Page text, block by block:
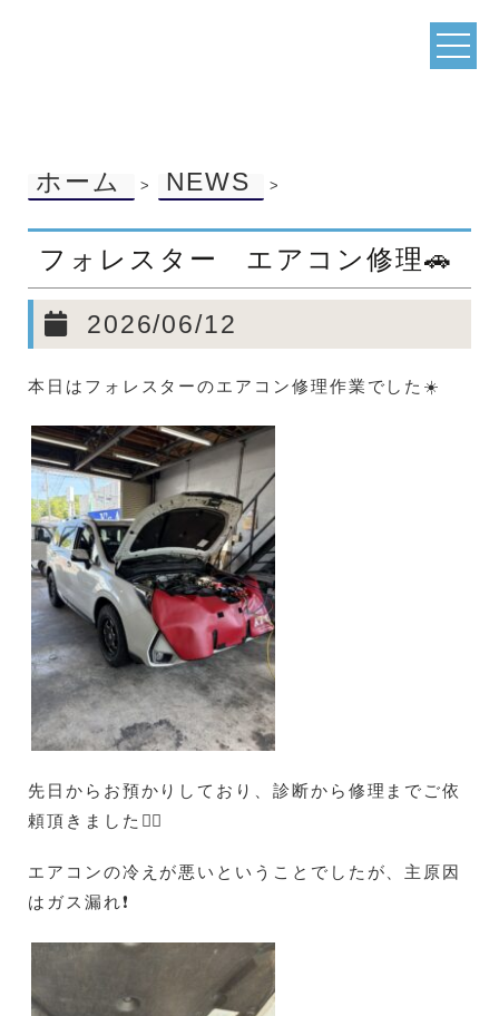
ホーム > NEWS >
フォレスター エアコン修理🚗
2026/06/12
本日はフォレスターのエアコン修理作業でした☀️
先日からお預かりしており、診断から修理までご依
頼頂きました🙇‍♀️
エアコンの冷えが悪いということでしたが、主原因
はガス漏れ❗